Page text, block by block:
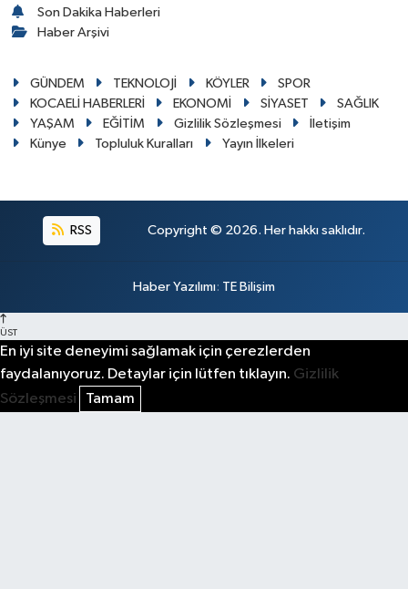
Son Dakika Haberleri
Haber Arşivi
GÜNDEM TEKNOLOJİ KÖYLER
SPOR
KOCAELİ HABERLERİ
EKONOMİ SİYASET
SAĞLIK
YAŞAM
EĞİTİM Gizlilik Sözleşmesi
İletişim
Künye
Topluluk Kuralları Yayın İlkeleri
RSS Copyright © 2026. Her hakkı saklıdır.
Haber Yazılımı: TE Bilişim
ÜST
En iyi site deneyimi sağlamak için çerezlerden
faydalanıyoruz. Detaylar için lütfen tıklayın. Gizlilik
Sözleşmesi
Tamam